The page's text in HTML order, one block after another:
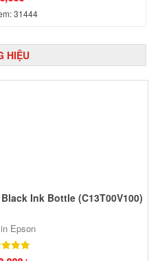
31444
HIỆU
Ink Bottle (C13T00V100)
Epson